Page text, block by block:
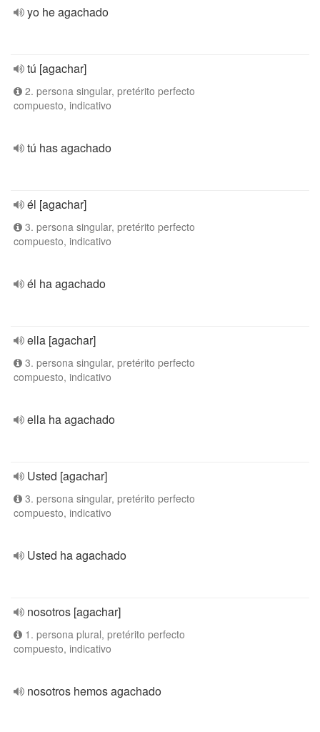
yo he agachado
tú [agachar]
2. persona singular, pretérito perfecto
compuesto, indicativo
tú has agachado
él [agachar]
3. persona singular, pretérito perfecto
compuesto, indicativo
él ha agachado
ella [agachar]
3. persona singular, pretérito perfecto
compuesto, indicativo
ella ha agachado
Usted [agachar]
3. persona singular, pretérito perfecto
compuesto, indicativo
Usted ha agachado
nosotros [agachar]
1. persona plural, pretérito perfecto
compuesto, indicativo
nosotros hemos agachado